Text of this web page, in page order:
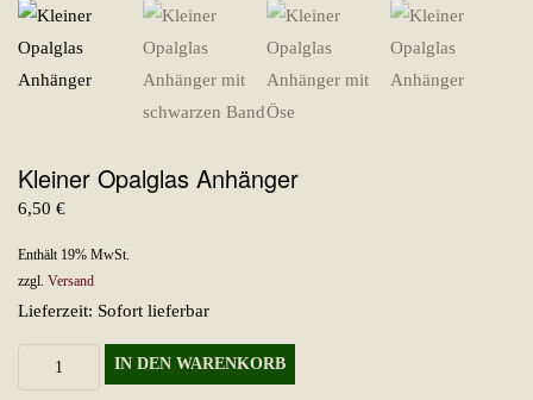
Kleiner Opalglas Anhänger
6,50€
Enthält 19% MwSt.
zzgl.Versand
Lieferzeit: Sofort lieferbar
Kleiner
IN DEN WARENKORB